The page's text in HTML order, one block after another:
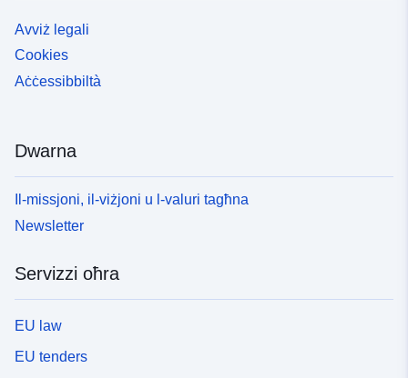
Avviż legali
Cookies
Aċċessibbiltà
Dwarna
Il-missjoni, il-viżjoni u l-valuri tagħna
Newsletter
Servizzi oħra
EU law
EU tenders